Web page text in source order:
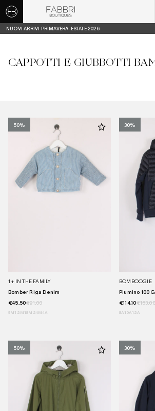
NUOVI ARRIVI PRIMAVERA-ESTATE 2026
CAPPOTTI E GIUBBOTTI
Prezzo Crescente
Prezzo Decrescente
Dal Più Recente
50%
1 + IN THE FAMILY
Bomber Riga Denim
€45,50€91,00
9M 12M 18M 24M 4A
30%
BOMBOOGIE
€114,10€163,00
8A 10A 12A
50% 30%